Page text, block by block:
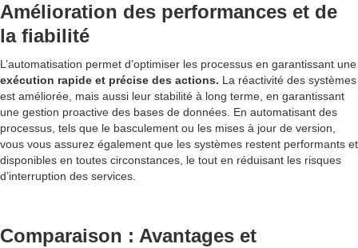
Amélioration des performances et de
la fiabilité
L’automatisation permet d’optimiser les processus en garantissant une
exécution rapide et précise des actions. La réactivité des systèmes
est améliorée, mais aussi leur stabilité à long terme, en garantissant
une gestion proactive des bases de données. En automatisant des
processus, tels que le basculement ou les mises à jour de version,
vous vous assurez également que les systèmes restent performants et
disponibles en toutes circonstances, le tout en réduisant les risques
d’interruption des services.
Comparaison : Avantages et